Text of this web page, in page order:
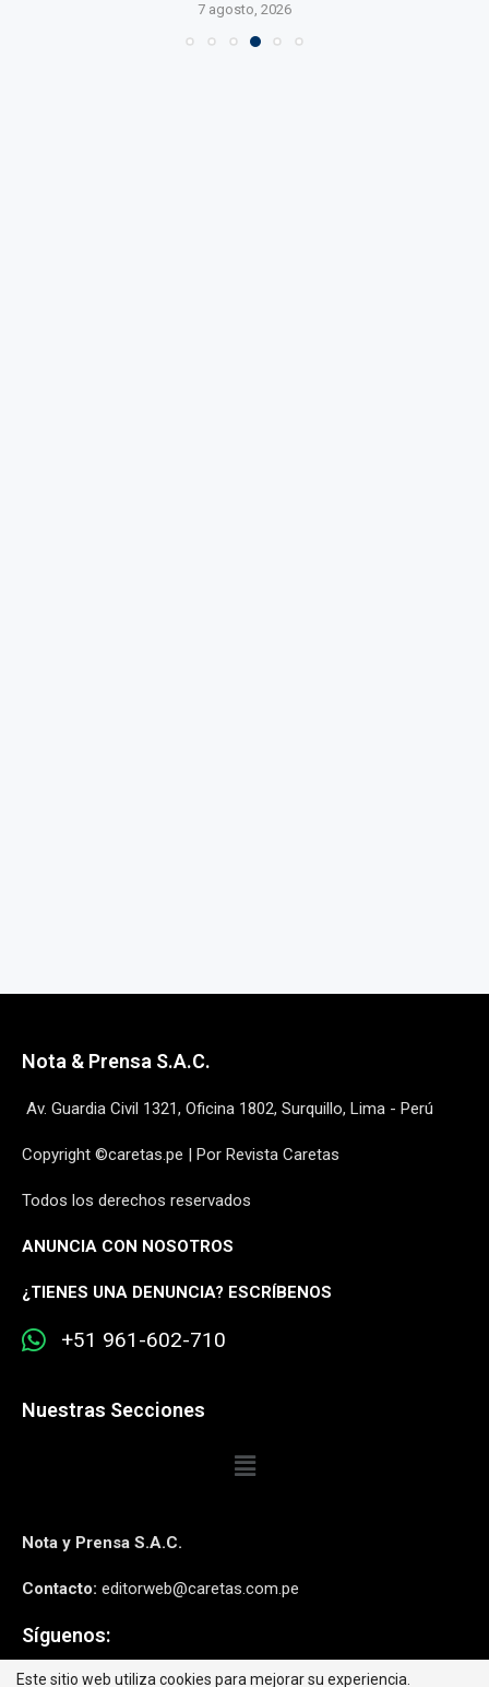
7 agosto, 2026
Nota & Prensa S.A.C.
Av. Guardia Civil 1321, Oficina 1802, Surquillo, Lima - Perú
Copyright ©caretas.pe | Por Revista Caretas
Todos los derechos reservados
ANUNCIA CON NOSOTROS
¿TIENES UNA DENUNCIA? ESCRÍBENOS
+51 961-602-710
Nuestras Secciones
Nota y Prensa S.A.C.
Contacto: editorweb@caretas.com.pe
Síguenos:
Este sitio web utiliza cookies para mejorar su experiencia.